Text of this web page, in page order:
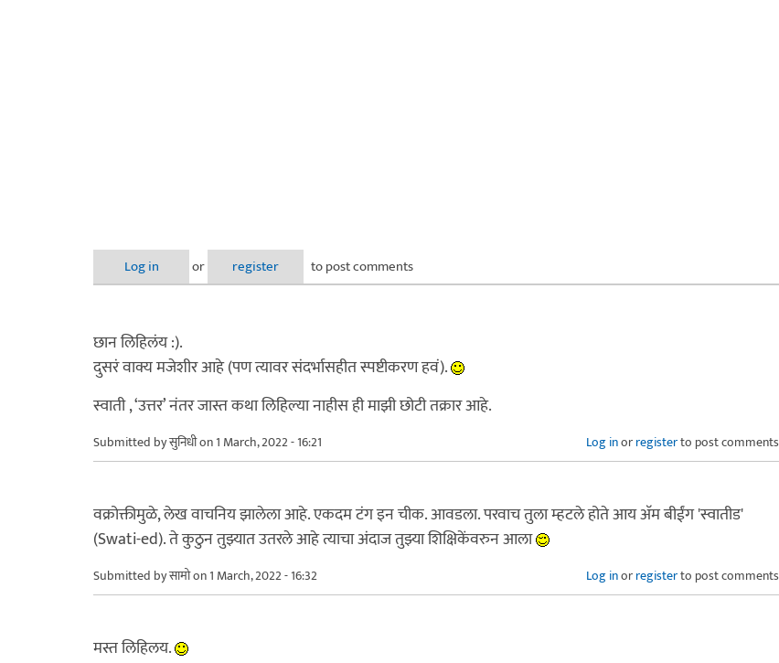
Log in or register to post comments
छान लिहिलंय :).
दुसरं वाक्य मजेशीर आहे (पण त्यावर संदर्भासहीत स्पष्टीकरण हवं).
स्वाती , ‘उत्तर’ नंतर जास्त कथा लिहिल्या नाहीस ही माझी छोटी तक्रार आहे.
Submitted byसुनिधीon 1 March, 2022 - 16:21 Log inorregisterto post comments
वक्रोक्तीमुळे, लेख वाचनिय झालेला आहे. एकदम टंग इन चीक. आवडला. परवाच तुला म्हटले होते आय अ‍ॅम बीईंग 'स्वातीड'
(Swati-ed). ते कुठुन तुझ्यात उतरले आहे त्याचा अंदाज तुझ्या शिक्षिकेंवरुन आला
Submitted byसामोon 1 March, 2022 - 16:32 Log inorregisterto post comments
मस्त लिहिलय.